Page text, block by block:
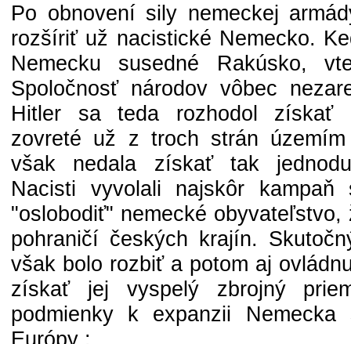
Po obnovení sily nemeckej
rozšíriť už nacistické Nemecko.
Nemecku susedné Rakúsko,
Spoločnosť národov vôbec
Hitler sa teda rozhodol získať
zovreté už z troch strán
však nedala získať tak
Nacisti vyvolali najskôr kampaň
"oslobodiť" nemecké obyvateľstvo,
pohraničí českých krajín.
však bolo rozbiť a potom aj
získať jej vyspelý zbrojný
podmienky k expanzii Nemecka
Európy :